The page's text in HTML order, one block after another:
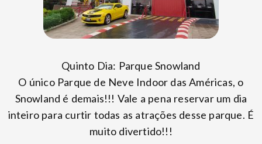
Quinto Dia: Parque Snowland
O único Parque de Neve Indoor das Américas, o
Snowland é demais!!! Vale a pena reservar um dia
inteiro para curtir todas as atrações desse parque. É
muito divertido!!!